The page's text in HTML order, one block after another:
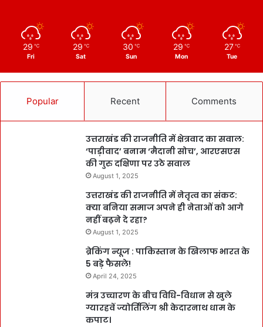
29 ℃
Fri
29 ℃
Sat
30 ℃
Sun
29 ℃
Mon
27 ℃
Tue
Popular Recent Comments
उत्तराखंड की राजनीति में क्षेत्रवाद का सवाल:
‘पाड़ीवाद’ बनाम ‘मैदानी सोच’, आरएसएस
की गुरु दक्षिणा पर उठे सवाल
August 1, 2025
उत्तराखंड की राजनीति में नेतृत्व का संकट:
क्या बनिया समाज अपने ही नेताओं को आगे
नहीं बढ़ने दे रहा?
August 1, 2025
ब्रेकिंग न्यूज : पाकिस्तान के खिलाफ भारत के
5 बड़े फैसले!
April 24, 2025
मंत्र उच्चारण के बीच विधि-विधान से खुले
ग्यारहवें ज्योर्तिलिंग श्री केदारनाथ धाम के
कपाट।